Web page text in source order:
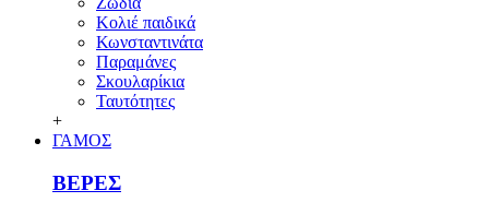
Κολιέ παιδικά
Κωνσταντινάτα
Παραμάνες
Σκουλαρίκια
Ταυτότητες
+
ΓΑΜΟΣ
ΒΕΡΕΣ